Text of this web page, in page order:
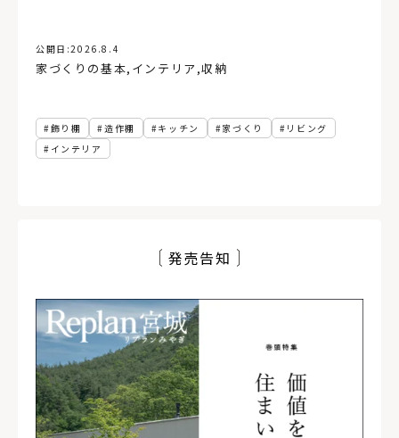
公開日:2026.8.4
家づくりの基本, インテリア ,収納
飾り棚 造作棚 キッチン 家づくり
リビング
インテリア
発売告知